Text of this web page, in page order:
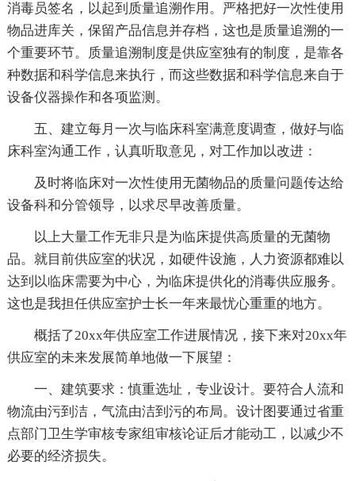
消毒员签名，以起到质量追溯作用。严格把好一次性使用
物品进库关，保留产品信息并存档，这也是质量追溯的一
个重要环节。质量追溯制度是供应室独有的制度，是靠各
种数据和科学信息来执行，而这些数据和科学信息来自于
设备仪器操作和各项监测。
五、建立每月一次与临床科室满意度调查，做好与临
床科室沟通工作，认真听取意见，对工作加以改进：
及时将临床对一次性使用无菌物品的质量问题传达给
设备科和分管领导，以求尽早改善质量。
以上大量工作无非只是为临床提供高质量的无菌物
品。就目前供应室的状况，如硬件设施，人力资源都难以
达到以临床需要为中心，为临床提供化的消毒供应服务。
这也是我担任供应室护士长一年来最忧心重重的地方。
概括了20xx年供应室工作进展情况，接下来对20xx年
供应室的未来发展简单地做一下展望：
一、建筑要求：慎重选址，专业设计。要符合人流和
物流由污到洁，气流由洁到污的布局。设计图要通过省重
点部门卫生学审核专家组审核论证后才能动工，以减少不
必要的经济损失。